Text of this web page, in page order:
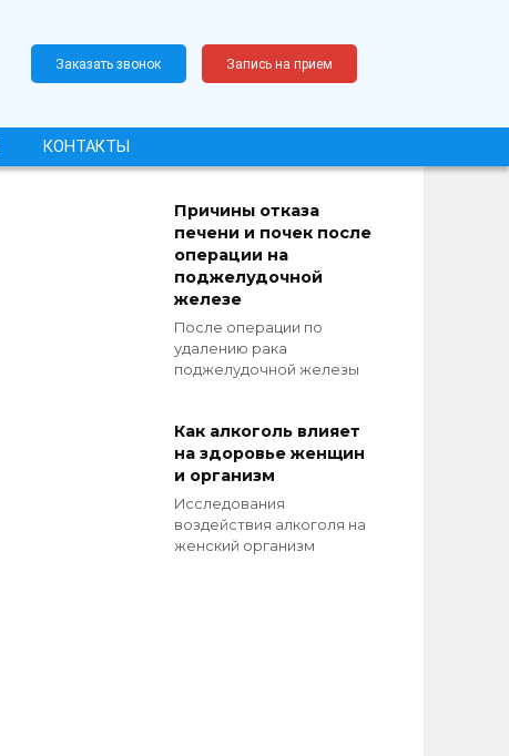
Заказать звонок Запись на прием
КОНТАКТЫ
Причины отказа
печени и почек после
операции на
поджелудочной
железе
После операции по
удалению рака
поджелудочной железы
Как алкоголь влияет
на здоровье женщин
и организм
Исследования
воздействия алкоголя на
женский организм